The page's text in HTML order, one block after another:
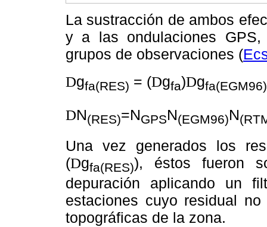
La sustracción de ambos
y a las ondulaciones
grupos de observaciones (
Dgfa(RES) = (Dgfa)Dgfa(EGM96)
DN(RES)=NGPSN(EGM96)N
Una vez generados los
(Dgfa(RES)), éstos fueron
depuración aplicando un
estaciones cuyo residual
topográficas de la zona.